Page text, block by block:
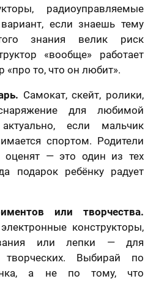
радиоуправляемые
если знаешь тему
знания велик риск
«вообще» работает
«про то, что он любит».
Самокат, скейт, ролики,
для любимой
если мальчик
спортом. Родители
оценят — это один из тех
подарок ребёнку радует
или творчества.
конструкторы,
или лепки — для
Выбирай по
а не по тому, что